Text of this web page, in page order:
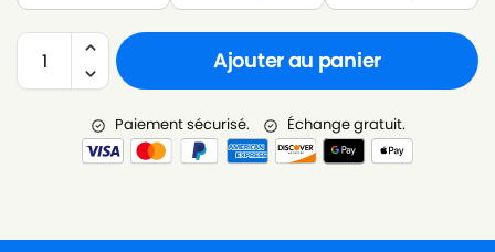
Ajouter au panier
Paiement sécurisé. Échange gratuit.